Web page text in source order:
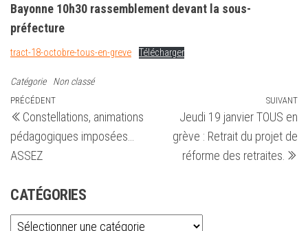
Bayonne 10h30 rassemblement devant la sous-
préfecture
tract-18-octobre-tous-en-greve Télécharger
Catégorie Non classé
Navigation
de
l’article
Article
précédent
PRÉCÉDENT
Constellations, animations
pédagogiques imposées…
ASSEZ
SUIVANT
Jeudi 19 janvier TOUS en
grève : Retrait du projet de
réforme des retraites.
CATÉGORIES
Catégories